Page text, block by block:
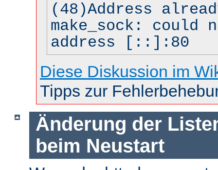
(48)Address
make_sock: could
address [::]:80
Diese Diskussion im
Tipps zur
Änderung der
beim Neustart